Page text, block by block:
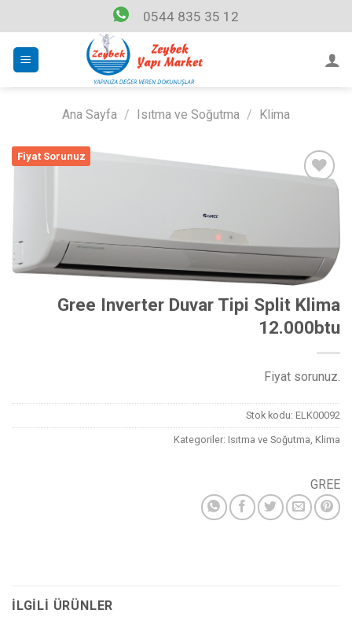
to
content
0544 835 35 12
Ana Sayfa / Isıtma ve Soğutma / Klima
Fiyat Sorunuz
Gree Inverter Duvar Tipi Split Klima
12.000btu
Fiyat sorunuz.
Stok kodu: ELK00092
Kategoriler: Isıtma ve Soğutma, Klima
GREE
İLGILI ÜRÜNLER